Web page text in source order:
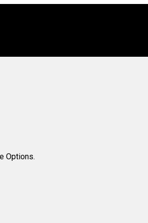
Options.